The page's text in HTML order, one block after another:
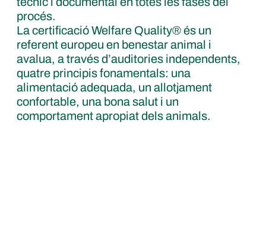
procés.
La certificació Welfare Quality® és un
referent europeu en benestar animal i
avalua, a través d’auditories independents,
quatre principis fonamentals: una
alimentació adequada, un allotjament
confortable, una bona salut i un
comportament apropiat dels animals.